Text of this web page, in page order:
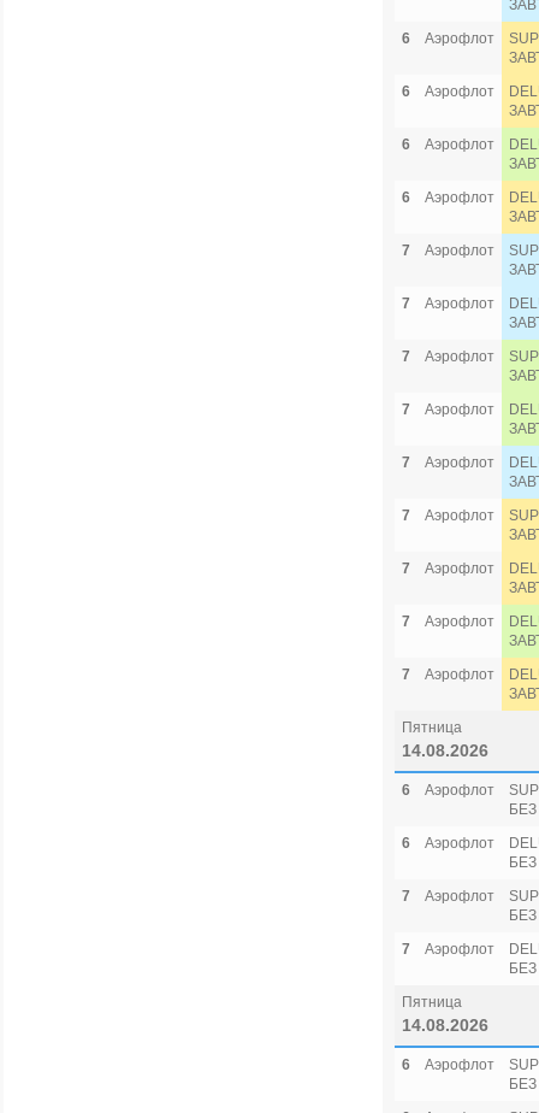
6
Аэрофлот
6
Аэрофлот
6
Аэрофлот
6
Аэрофлот
7
Аэрофлот
7
Аэрофлот
7
Аэрофлот
7
Аэрофлот
7
Аэрофлот
7
Аэрофлот
7
Аэрофлот
7
Аэрофлот
7
Аэрофлот
Пятница
14.08.2026
6 Аэрофлот
6
Аэрофлот
7
Аэрофлот
7
Аэрофлот
Пятница
14.08.2026
6 Аэрофлот